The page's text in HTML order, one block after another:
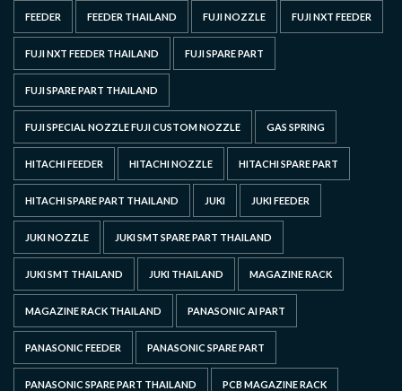
FEEDER FEEDER THAILAND FUJI NOZZLE FUJI NXT FEEDER
FUJI NXT FEEDER THAILAND FUJI SPARE PART
FUJI SPARE PART THAILAND
FUJI SPECIAL NOZZLE FUJI CUSTOM NOZZLE GAS SPRING
HITACHI FEEDER HITACHI NOZZLE HITACHI SPARE PART
HITACHI SPARE PART THAILAND JUKI JUKI FEEDER
JUKI NOZZLE JUKI SMT SPARE PART THAILAND
JUKI SMT THAILAND JUKI THAILAND MAGAZINE RACK
MAGAZINE RACK THAILAND PANASONIC AI PART
PANASONIC FEEDER PANASONIC SPARE PART
PANASONIC SPARE PART THAILAND PCB MAGAZINE RACK